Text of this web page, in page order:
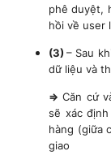
phê duyệt,
hồi về user
(3)– Sau
dữ liệu và
=> Căn cứ
sẽ xác
hàng (giữa
giao